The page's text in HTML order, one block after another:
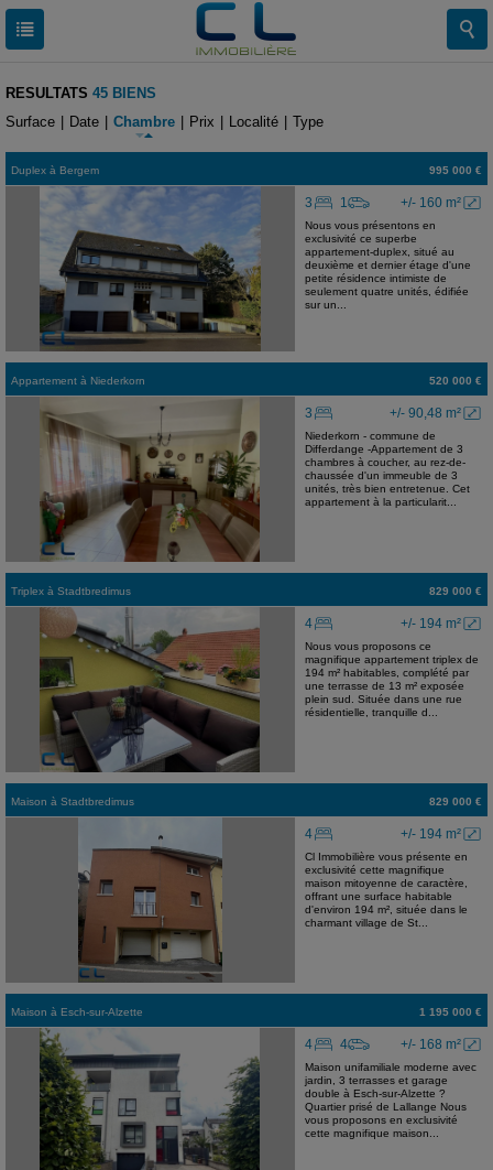
RESULTATS 45 BIENS
Surface
Date Chambre Prix Localité Type
Duplex à Bergem 995 000 €
+/- 160 m²
3 1
Nous vous présentons en
exclusivité ce superbe
appartement-duplex, situé au
deuxième et dernier étage d'une
petite résidence intimiste de
seulement quatre unités, édifiée
sur un...
Appartement à Niederkorn 520 000 €
+/- 90,48 m²
3
Niederkorn - commune de
Differdange -Appartement de 3
chambres à coucher, au rez-de-
chaussée d'un immeuble de 3
unités, très bien entretenue. Cet
appartement à la particularit...
Triplex à Stadtbredimus 829 000 €
+/- 194 m²
4
Nous vous proposons ce
magnifique appartement triplex de
194 m² habitables, complété par
une terrasse de 13 m² exposée
plein sud. Située dans une rue
résidentielle, tranquille d...
Maison à Stadtbredimus 829 000 €
+/- 194 m²
4
Cl Immobilière vous présente en
exclusivité cette magnifique
maison mitoyenne de caractère,
offrant une surface habitable
d'environ 194 m², située dans le
charmant village de St...
Maison à Esch-sur-Alzette 1 195 000 €
+/- 168 m²
4 4
Maison unifamiliale moderne avec
jardin, 3 terrasses et garage
double à Esch-sur-Alzette ?
Quartier prisé de Lallange Nous
vous proposons en exclusivité
cette magnifique maison...